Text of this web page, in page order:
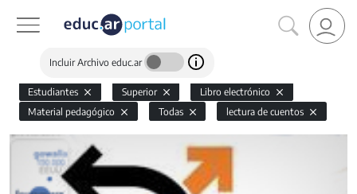
Incluir Archivo educ.ar
Estudiantes Superior
Libro electrónico
Material pedagógico
Todas lectura de cuentos